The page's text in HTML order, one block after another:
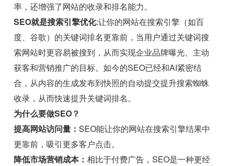
率，还增强了网站的收录和排名能力。
SEO就是搜索引擎优化:让你的网站在搜索引擎（如百
度、谷歌）的关键词排名更靠前，当用户通过关键词搜
索网站时更容易被搜到，从而实现企业品牌曝光、主动
获客和营销推广的目标。如今的SEO已经和AI紧密结
合，从内容的生成发布到快照的自动提交提升搜索蜘蛛
收录，从而快速提升关键词排名。
为什么要做SEO？
提高网站访问量：SEO能让你的网站在搜索引擎结果中
更靠前，吸引更多客户点击。
降低市场营销成本：相比于付费广告，SEO是一种更经